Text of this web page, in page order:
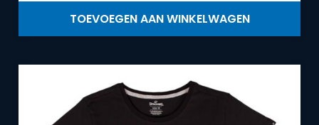
TOEVOEGEN AAN WINKELWAGEN